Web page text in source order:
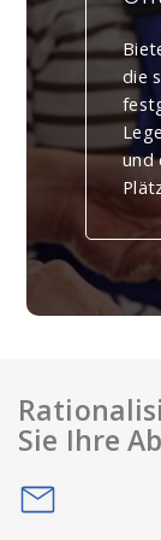
die
und
Sie Ihre